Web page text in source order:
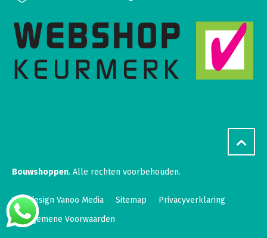
Bouwshoppen. Alle rechten voorbehouden.
Webdesign Vanoo Media Sitemap
Privacyverklaring
Algemene Voorwaarden